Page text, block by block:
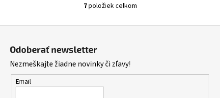
O
a
c
7položiek celkom
Odoberať newsletter
Nezmeškajte žiadne novinky či zľavy!
Email